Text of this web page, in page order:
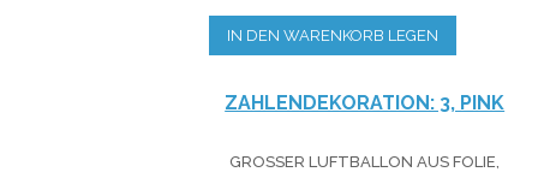
IN DEN WARENKORB LEGEN
ZAHLENDEKORATION: 3, PINK
GROSSER LUFTBALLON AUS FOLIE, O